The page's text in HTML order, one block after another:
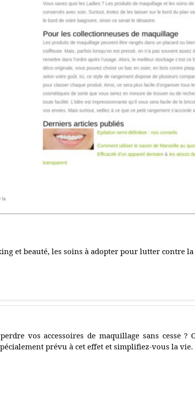
et beauté, les soins à adopter pour lutter contre
vos accessoires de maquillage sans cesse ?
prévu à cet effet et simplifiez-vous la vie.